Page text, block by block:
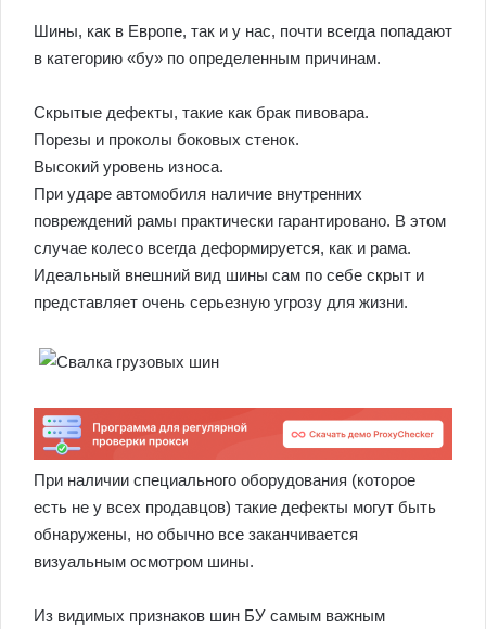
Шины, как в Европе, так и у нас, почти всегда попадают
в категорию «бу» по определенным причинам.
Скрытые дефекты, такие как брак пивовара.
Порезы и проколы боковых стенок.
Высокий уровень износа.
При ударе автомобиля наличие внутренних
повреждений рамы практически гарантировано. В этом
случае колесо всегда деформируется, как и рама.
Идеальный внешний вид шины сам по себе скрыт и
представляет очень серьезную угрозу для жизни.
При наличии специального оборудования (которое
есть не у всех продавцов) такие дефекты могут быть
обнаружены, но обычно все заканчивается
визуальным осмотром шины.
Из видимых признаков шин БУ самым важным